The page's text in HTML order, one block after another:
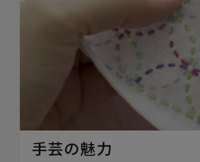
手芸の魅力